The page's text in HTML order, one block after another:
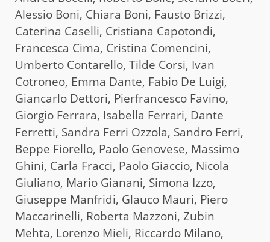
Alessio Boni, Chiara Boni, Fausto Brizzi,
Caterina Caselli, Cristiana Capotondi,
Francesca Cima, Cristina Comencini,
Umberto Contarello, Tilde Corsi, Ivan
Cotroneo, Emma Dante, Fabio De Luigi,
Giancarlo Dettori, Pierfrancesco Favino,
Giorgio Ferrara, Isabella Ferrari, Dante
Ferretti, Sandra Ferri Ozzola, Sandro Ferri,
Beppe Fiorello, Paolo Genovese, Massimo
Ghini, Carla Fracci, Paolo Giaccio, Nicola
Giuliano, Mario Gianani, Simona Izzo,
Giuseppe Manfridi, Glauco Mauri, Piero
Maccarinelli, Roberta Mazzoni, Zubin
Mehta, Lorenzo Mieli, Riccardo Milano,